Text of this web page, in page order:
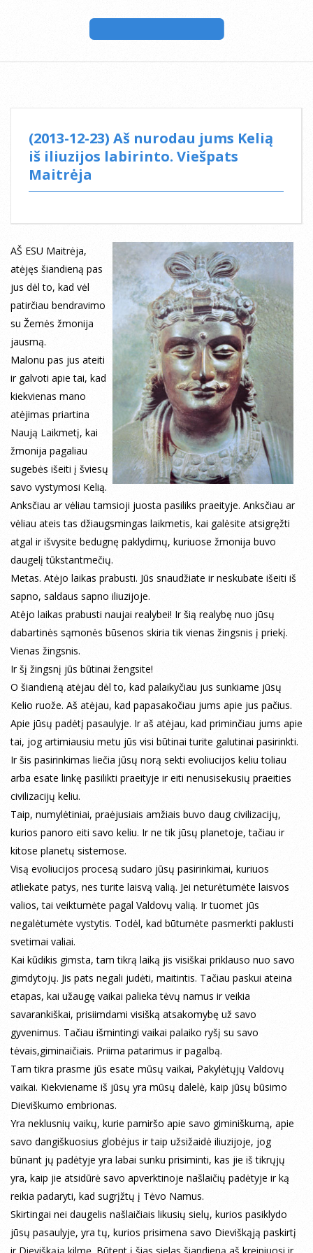
(2013-12-23) Aš nurodau jums Kelią
iš iliuzijos labirinto. Viešpats
Maitrėja
AŠ ESU Maitrėja,
atėjęs šiandieną pas
jus dėl to, kad vėl
patirčiau bendravimo
su Žemės žmonija
jausmą.
Malonu pas jus ateiti
ir galvoti apie tai, kad
kiekvienas mano
atėjimas priartina
Naują Laikmetį, kai
žmonija pagaliau
sugebės išeiti į šviesų
savo vystymosi Kelią.
Anksčiau ar vėliau tamsioji juosta pasiliks praeityje. Anksčiau ar
vėliau ateis tas džiaugsmingas laikmetis, kai galėsite atsigręžti
atgal ir išvysite bedugnę paklydimų, kuriuose žmonija buvo
daugelį tūkstantmečių.
Metas. Atėjo laikas prabusti. Jūs snaudžiate ir neskubate išeiti iš
sapno, saldaus sapno iliuzijoje.
Atėjo laikas prabusti naujai realybei! Ir šią realybę nuo jūsų
dabartinės sąmonės būsenos skiria tik vienas žingsnis į priekį.
Vienas žingsnis.
Ir šį žingsnį jūs būtinai žengsite!
O šiandieną atėjau dėl to, kad palaikyčiau jus sunkiame jūsų
Kelio ruože. Aš atėjau, kad papasakočiau jums apie jus pačius.
Apie jūsų padėtį pasaulyje. Ir aš atėjau, kad priminčiau jums apie
tai, jog artimiausiu metu jūs visi būtinai turite galutinai pasirinkti.
Ir šis pasirinkimas liečia jūsų norą sekti evoliucijos keliu toliau
arba esate linkę pasilikti praeityje ir eiti nenusisekusių praeities
civilizacijų keliu.
Taip, numylėtiniai, praėjusiais amžiais buvo daug civilizacijų,
kurios panoro eiti savo keliu. Ir ne tik jūsų planetoje, tačiau ir
kitose planetų sistemose.
Visą evoliucijos procesą sudaro jūsų pasirinkimai, kuriuos
atliekate patys, nes turite laisvą valią. Jei neturėtumėte laisvos
valios, tai veiktumėte pagal Valdovų valią. Ir tuomet jūs
negalėtumėte vystytis. Todėl, kad būtumėte pasmerkti paklusti
svetimai valiai.
Kai kūdikis gimsta, tam tikrą laiką jis visiškai priklauso nuo savo
gimdytojų. Jis pats negali judėti, maitintis. Tačiau paskui ateina
etapas, kai užaugę vaikai palieka tėvų namus ir veikia
savarankiškai, prisiimdami visišką atsakomybę už savo
gyvenimus. Tačiau išmintingi vaikai palaiko ryšį su savo
tėvais,giminaičiais. Priima patarimus ir pagalbą.
Tam tikra prasme jūs esate mūsų vaikai, Pakylėtųjų Valdovų
vaikai. Kiekviename iš jūsų yra mūsų dalelė, kaip jūsų būsimo
Dieviškumo embrionas.
Yra neklusnių vaikų, kurie pamiršo apie savo giminiškumą, apie
savo dangiškuosius globėjus ir taip užsižaidė iliuzijoje, jog
būnant jų padėtyje yra labai sunku prisiminti, kas jie iš tikrųjų
yra, kaip jie atsidūrė savo apverktinoje našlaičių padėtyje ir ką
reikia padaryti, kad sugrįžtų į Tėvo Namus.
Skirtingai nei daugelis našlaičiais likusių sielų, kurios pasiklydo
jūsų pasaulyje, yra tų, kurios prisimena savo Dieviškąją paskirtį